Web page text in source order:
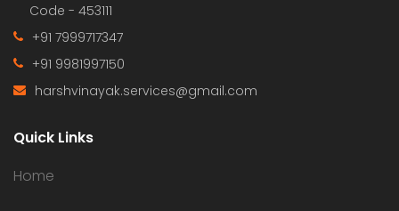
Code - 453111
+91 7999717347
+91 9981997150
harshvinayak.services@gmail.com
Quick Links
Home